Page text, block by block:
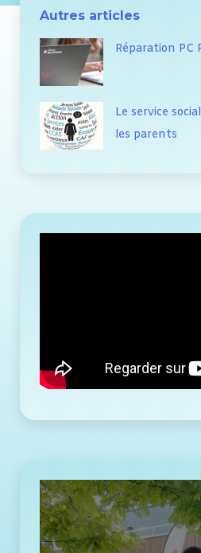
Autres articles
Réparation PC
Le service
les parents